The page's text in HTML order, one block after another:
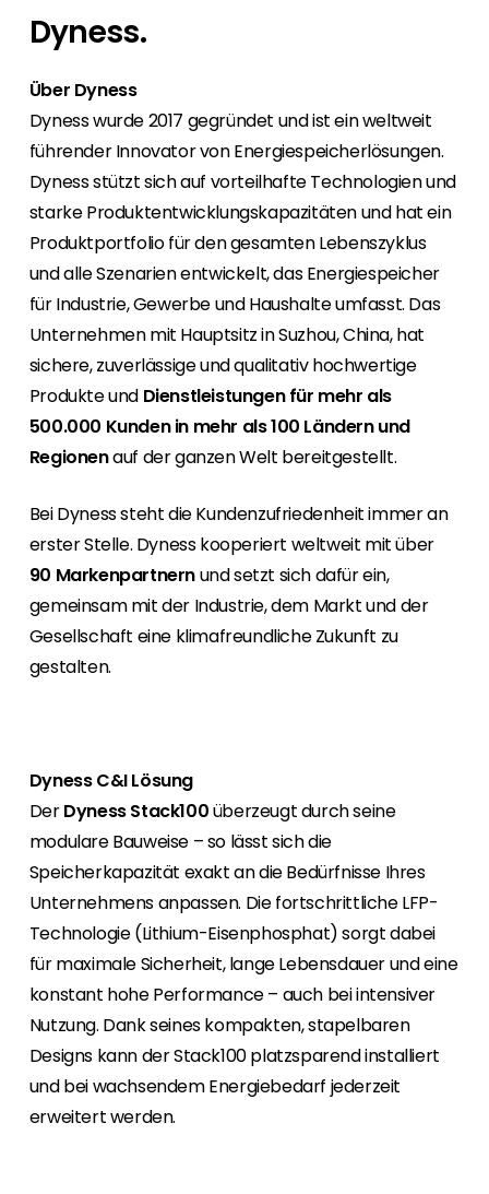
Service-Anbieter für Ihre Kunden.
Wir sind gerne unterwegs, also finden Sie
heraus, wo Sie sich uns anschließen können,
Schulungen und Webinare.
persönlichen Kontakt zu allen Abteilungen und
Segen Team
Lernen Sie unsere PV-Experten kennen.
Kunden-Portal
Unser Kunden-Portal bietet 24/7 Live-Preise,
Produktverfügbarkeit und Dokumentation!
Blog
Bleiben Sie auf dem Laufenden mit
branchenführenden Neuigkeiten von Segen.
Hier erfahren Sie es zuerst!
Sie suchen nach einem Job in der
bei uns richtig!
Hauseigentümer
Wenn Sie auf der Suche nach wichtigen
Produkt- und Brancheninformationen sind,
Segen Fachpartner aus Ihrer Region.
Segen Partner werden
Sie sind ein PV-Profi? Dann werden Sie noch
heute Segen Partner und profitieren Sie von
unseren Vorteilen!
Finden Sie einen PV-Installateur in Ihrer
Region
Sie sind Privatkunde und sind auf der Suche
nach einem passenden PV-Installateur? Dann
sind Sie bei uns genau richtig.
Dyness.
Über Dyness
Dyness wurde 2017 gegründet und ist ein weltweit
führender Innovator von Energiespeicherlösungen.
Dyness stützt sich auf vorteilhafte Technologien und
starke Produktentwicklungskapazitäten und hat ein
Produktportfolio für den gesamten Lebenszyklus
und alle Szenarien entwickelt, das Energiespeicher
für Industrie, Gewerbe und Haushalte umfasst. Das
Unternehmen mit Hauptsitz in Suzhou, China, hat
sichere, zuverlässige und qualitativ hochwertige
Produkte und Dienstleistungen für mehr als
500.000 Kunden in mehr als 100 Ländern und
Regionenauf der ganzen Welt bereitgestellt.
Bei Dyness steht die Kundenzufriedenheit immer an
erster Stelle. Dyness kooperiert weltweit mit über
90 Markenpartnernund setzt sich dafür ein,
gemeinsam mit der Industrie, dem Markt und der
Gesellschaft eine klimafreundliche Zukunft zu
gestalten.
Dyness C&I Lösung
DerDyness Stack100überzeugt durch seine
modulare Bauweise – so lässt sich die
Speicherkapazität exakt an die Bedürfnisse Ihres
Unternehmens anpassen. Die fortschrittliche LFP-
Technologie (Lithium-Eisenphosphat) sorgt dabei
für maximale Sicherheit, lange Lebensdauer und eine
konstant hohe Performance – auch bei intensiver
Nutzung. Dank seines kompakten, stapelbaren
Designs kann der Stack100 platzsparend installiert
und bei wachsendem Energiebedarf jederzeit
erweitert werden.